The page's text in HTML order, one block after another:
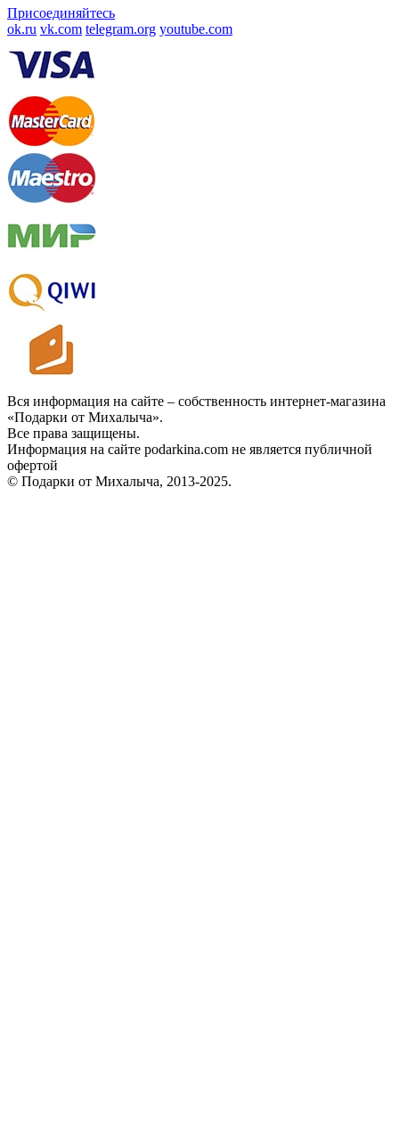
Присоединяйтесь
ok.ru vk.com telegram.org youtube.com
Вся информация на сайте – собственность интернет-магазина
«Подарки от Михалыча».
Все права защищены.
Информация на сайте podarkina.com не является публичной
офертой
© Подарки от Михалыча, 2013-2025.